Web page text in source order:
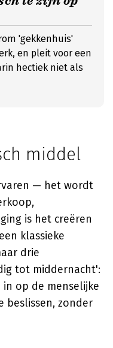
'gekkenhuis'
en pleit voor een
hectiek niet als
middel
— het wordt
is het creëren
klassieke
drie
tot middernacht':
op de menselijke
beslissen, zonder